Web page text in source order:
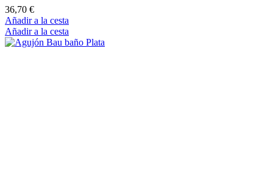
36,70 €
Añadir a la cesta
Añadir a la cesta